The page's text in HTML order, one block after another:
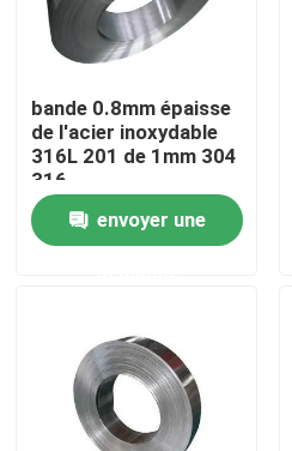
tube rond d'acier inoxydable
feuille inoxydable de
Bobine d'acier inoxydable
Tuyau d'acier inoxydable
bande d'acier inoxydable
bande 0.8mm épaisse
de l'acier inoxydable
316L 201 de 1mm 304
316
envoyer une